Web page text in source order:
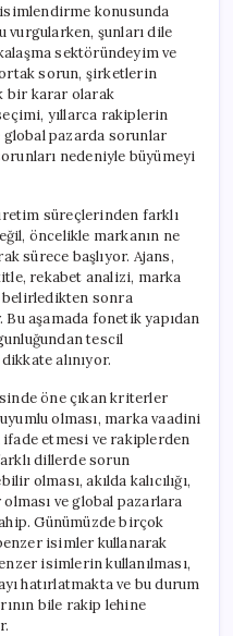
konusunda
şunları dile
sektöründeyim ve
sorun, şirketlerin
bir karar olarak
yıllarca rakiplerin
global pazarda sorunlar
nedeniyle büyümeyi
süreçlerinden farklı
öncelikle markanın ne
sürece başlıyor. Ajans,
rekabet analizi, marka
sonra
aşamada fonetik yapıdan
tescil
alınıyor.
öne çıkan kriterler
olması, marka vaadini
ifade etmesi ve rakiplerden
dillerde sorun
olması, akılda kalıcılığı,
ve global pazarlara
Günümüzde birçok
isimler kullanarak
isimlerin kullanılması,
hatırlatmakta ve bu durum
bile rakip lehine